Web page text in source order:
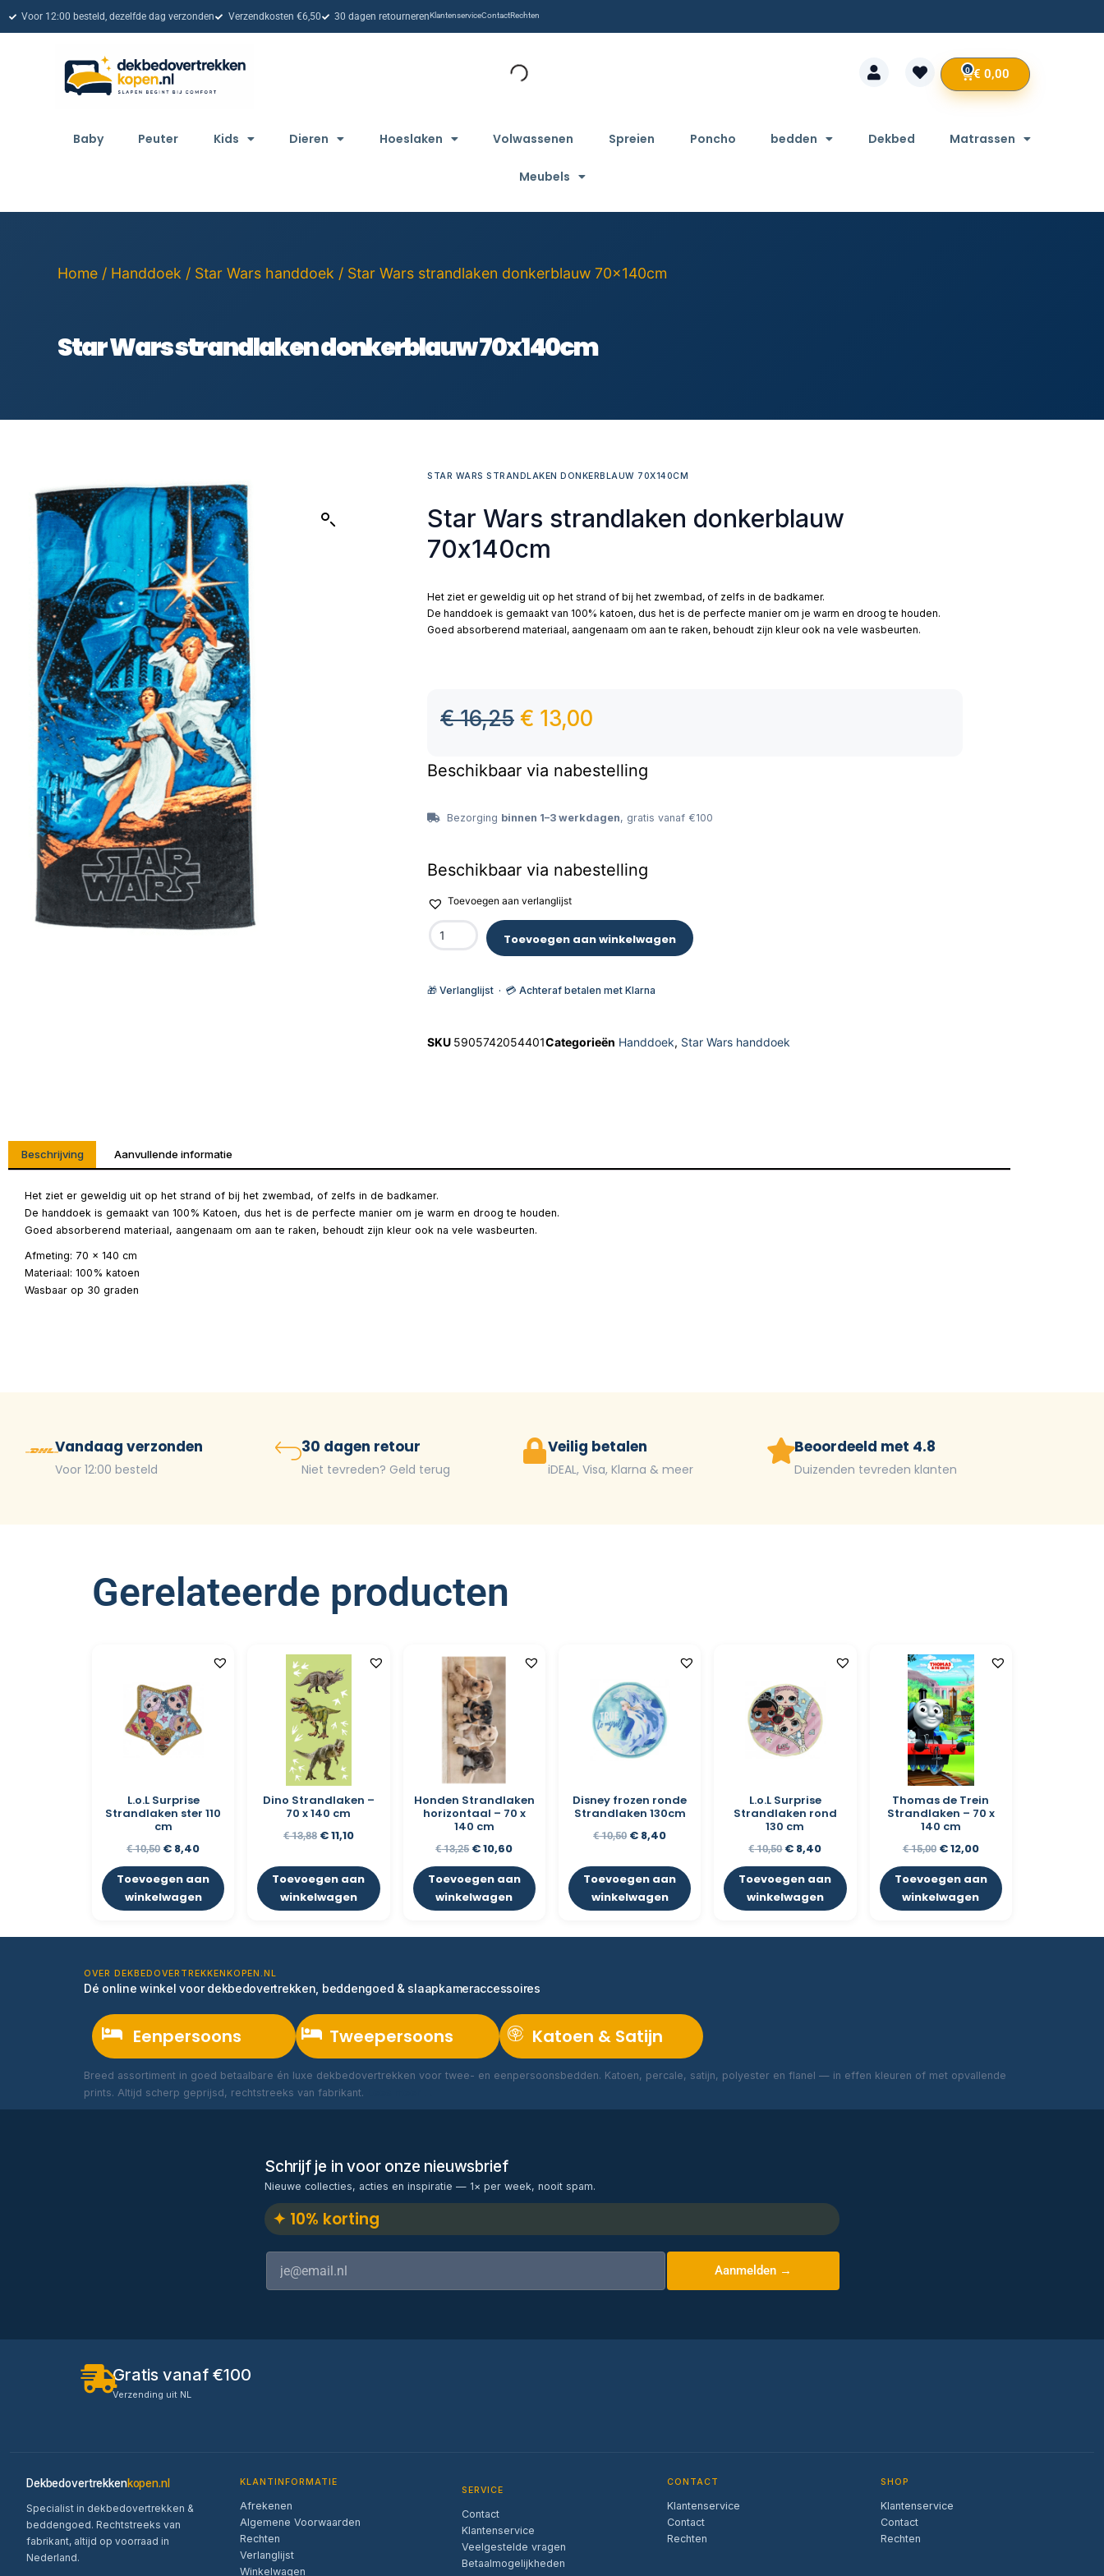
Voor 12:00 besteld, dezelfde dag verzonden Verzendkosten €6,50 30 dagen retournerenKlantenserviceContactRechten
€ 0,00
0
Baby Peuter Kids Dieren Hoeslaken Volwassenen Spreien Poncho bedden Dekbed Matrassen
Meubels
Home / Handdoek / Star Wars handdoek / Star Wars strandlaken donkerblauw 70x140cm
Star Wars strandlaken donkerblauw 70x140cm
STAR WARS STRANDLAKEN DONKERBLAUW 70X140CM
Star Wars strandlaken donkerblauw
70x140cm
Het ziet er geweldig uit op het strand of bij het zwembad, of zelfs in de badkamer.
De handdoek is gemaakt van 100% katoen, dus het is de perfecte manier om je warm en droog te houden.
Goed absorberend materiaal, aangenaam om aan te raken, behoudt zijn kleur ook na vele wasbeurten.
€16,25 € 13,00
Beschikbaar via nabestelling
Bezorging binnen 1–3 werkdagen, gratis vanaf €100
Beschikbaar via nabestelling
Toevoegen aan verlanglijst
Toevoegen aan winkelwagen
🎁 Verlanglijst · 💳 Achteraf betalen met Klarna
SKU 5905742054401Categorieën Handdoek, Star Wars handdoek
Beschrijving Aanvullende informatie
Het ziet er geweldig uit op het strand of bij het zwembad, of zelfs in de badkamer.
De handdoek is gemaakt van 100% Katoen, dus het is de perfecte manier om je warm en droog te houden.
Goed absorberend materiaal, aangenaam om aan te raken, behoudt zijn kleur ook na vele wasbeurten.
Afmeting: 70 x 140 cm
Materiaal: 100% katoen
Wasbaar op 30 graden
Vandaag verzonden
Voor 12:00 besteld
30 dagen retour
Niet tevreden? Geld terug
Veilig betalen
iDEAL, Visa, Klarna & meer
Beoordeeld met 4.8
Duizenden tevreden klanten
Gerelateerde producten
L.o.L Surprise
Strandlaken ster 110
cm
€10,50 € 8,40
Toevoegen aan
winkelwagen
Dino Strandlaken –
70 x 140 cm
€13,88 €11,10
Toevoegen aan
winkelwagen
Honden Strandlaken
horizontaal – 70 x
140 cm
€13,25 €10,60
Toevoegen aan
winkelwagen
Disney frozen ronde
Strandlaken 130cm
€10,50 € 8,40
Toevoegen aan
winkelwagen
L.o.L Surprise
Strandlaken rond
130 cm
€10,50 € 8,40
Toevoegen aan
winkelwagen
Thomas de Trein
Strandlaken – 70 x
140 cm
€15,00 €12,00
Toevoegen aan
winkelwagen
OVER DEKBEDOVERTREKKENKOPEN.NL
Dé online winkel voor dekbedovertrekken, beddengoed & slaapkameraccessoires
Eenpersoons Tweepersoons Katoen & Satijn
Breed assortiment in goed betaalbare én luxe dekbedovertrekken voor twee- en eenpersoonsbedden. Katoen, percale, satijn, polyester en flanel — in effen kleuren of met opvallende
prints. Altijd scherp geprijsd, rechtstreeks van fabrikant.
Schrijf je in voor onze nieuwsbrief
Nieuwe collecties, acties en inspiratie — 1× per week, nooit spam.
✦ 10% korting
Aanmelden →
Gratis vanaf €100
Verzending uit NL
Dekbedovertrekkenkopen.nl
Specialist in dekbedovertrekken &
beddengoed. Rechtstreeks van
fabrikant, altijd op voorraad in
Nederland.
KLANTINFORMATIE
Afrekenen
Algemene Voorwaarden
Rechten
Verlanglijst
Winkelwagen
SERVICE
Contact
Klantenservice
Veelgestelde vragen
Betaalmogelijkheden
CONTACT
Klantenservice
Contact
Rechten
SHOP
Klantenservice
Contact
Rechten